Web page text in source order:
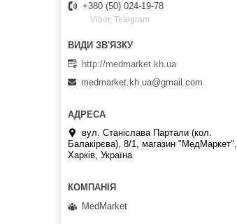
+380 (50) 024-19-78
Viber, Telegram
http://medmarket.kh.ua
medmarket.kh.ua@gmail.com
вул. Станіслава Партали (кол.
Балакірєва), 8/1, магазин "МедМаркет",
Харків, Україна
MedMarket